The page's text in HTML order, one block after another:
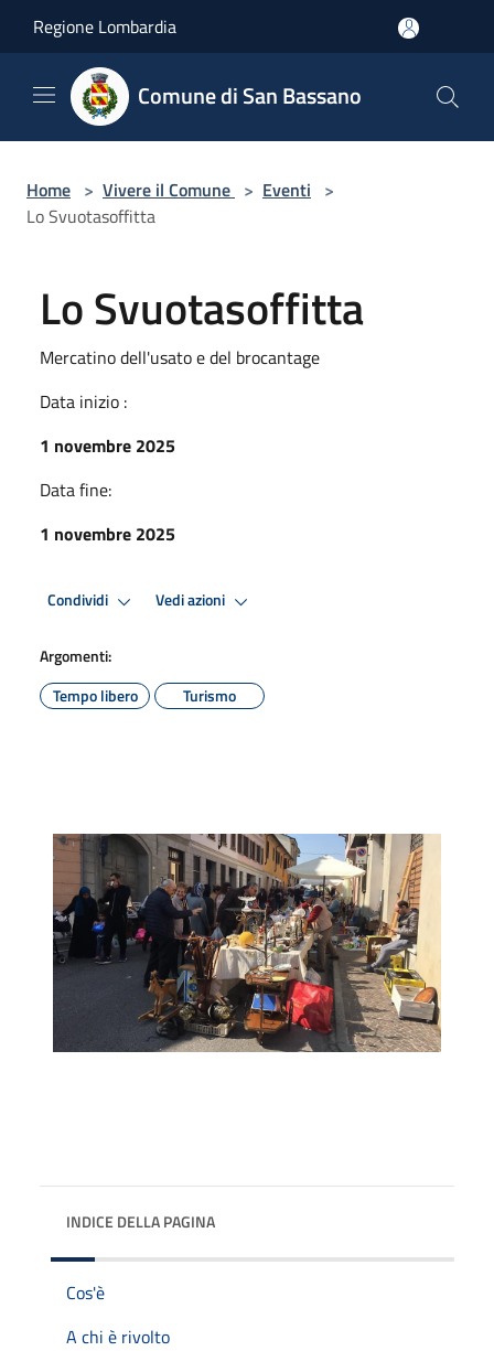
Regione Lombardia
Comune di San Bassano
Home > Vivere il Comune > Eventi >
Lo Svuotasoffitta
Lo Svuotasoffitta
Mercatino dell'usato e del brocantage
Data inizio :
1 novembre 2025
Data fine:
1 novembre 2025
Condividi Vedi azioni
Argomenti:
Tempo libero
Turismo
INDICE DELLA PAGINA
Cos'è
A chi è rivolto